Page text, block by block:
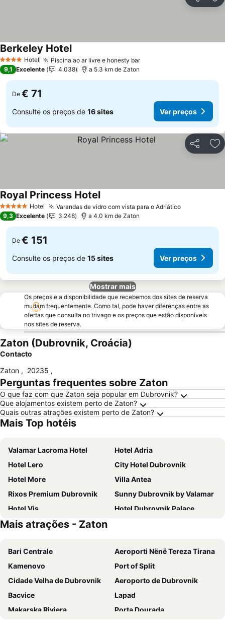
4 EstrelasHotel Piscina ao ar livre e honesty barVer preços
Berkeley HotelVer preços
9,1 Excelente 4.038 a 5.3 km de Zaton
De € 71
Consulte os preços de 16 sites Ver preços
Partilhar
5 Estrelas Hotel Varandas de vidro com vista para o AdriáticoVer preços
Royal Princess HotelVer preços
9,3 Excelente 3.248 a 4.0 km de Zaton
De € 151
Consulte os preços de 15 sites Ver preços
Mostrar mais
Os preços e a disponibilidade que recebemos dos sites de reserva
mudam frequentemente. Como tal, pode haver diferenças entre as
ofertas que consulta no trivago e os preços que estão disponíveis
nos sites de reserva.
Zaton (Dubrovnik, Croácia)
Contacto
Zaton , 20235 ,
Perguntas frequentes sobre Zaton
O que faz com que Zaton seja popular em Dubrovnik?
Que alojamentos existem perto de Zaton?
Quais outras atrações existem perto de Zaton?
Mais Top hotéis
Valamar Lacroma Hotel
Hotel Adria
Hotel Lero
City Hotel Dubrovnik
Hotel More
Villa Antea
Rixos Premium Dubrovnik
Sunny Dubrovnik by Valamar
Hotel Vis
Hotel Dubrovnik Palace
Maistra Select Astarea Hotel
Hotel Ivka
Grand Hotel Park
Hotel Dubrovnik
Royal Ariston Hotel
Sheraton Dubrovnik Riviera Hotel
Hotel Splendid
Hotel Komodor
Valamar Argosy Hotel
TUI BLUE Kalamota Island
Valamar Tirena Hotel
Mais atrações - Zaton
Bari Centrale
Aeroporti Nënë Tereza Tirana
Kamenovo
Port of Split
Cidade Velha de Dubrovnik
Aeroporto de Dubrovnik
Bacvice
Lapad
Makarska Riviera
Porta Dourada